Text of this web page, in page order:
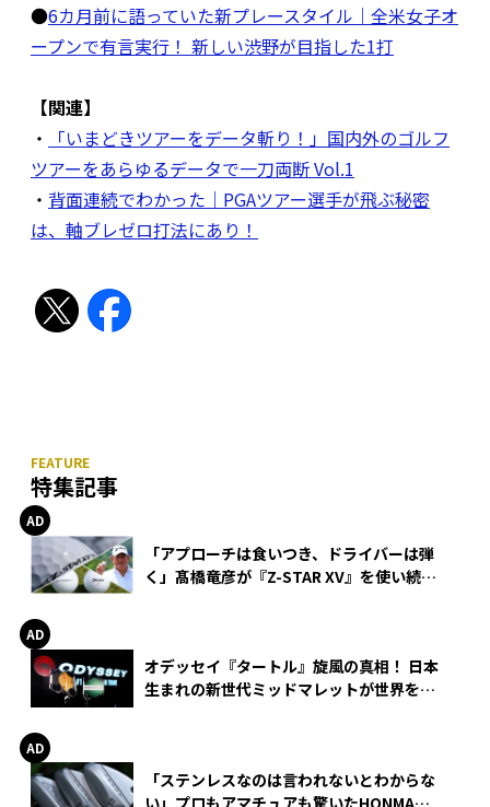
●6カ月前に語っていた新プレースタイル｜全米女子オ
ープンで有言実行！ 新しい渋野が目指した1打
【関連】
・
「いまどきツアーをデータ斬り！」国内外のゴルフ
ツアーをあらゆるデータで一刀両断 Vol.1
・ 背面連続でわかった｜PGAツアー選手が飛ぶ秘密
は、軸ブレゼロ打法にあり！
特集記事
「アプローチは食いつき、ドライバーは弾
く」髙橋竜彦が『Z-STAR XV』を使い続け
オデッセイ『タートル』旋風の真相！ 日本
生まれの新世代ミッドマレットが世界を席
「ステンレスなのは言われないとわからな
い」プロもアマチュアも驚いたHONMA